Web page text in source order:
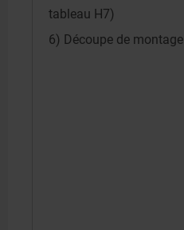
tableau H7)
6) Découpe de montage